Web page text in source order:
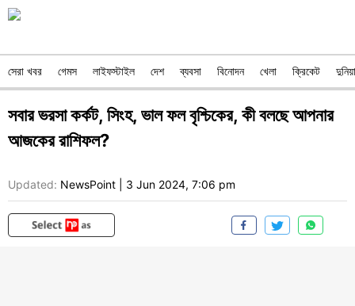
সেরা খবর গেমস লাইফস্টাইল দেশ ব্যবসা বিনোদন খেলা ক্রিকেট দুনিয়া
সবার ভরসা কর্কট, সিংহ, ভাল ফল বৃশ্চিকের, কী বলছে আপনার
আজকের রাশিফল?
Updated: NewsPoint 3 Jun 2024, 7:06 pm